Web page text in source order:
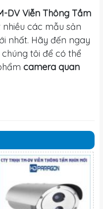
DV Viễn Thông Tầm
các mẫu sản
nhất. Hãy đến ngay
tôi để có thể
camera quan